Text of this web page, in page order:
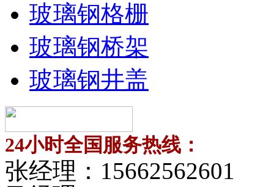
玻璃钢格栅
玻璃钢桥架
玻璃钢井盖
24小时全国服务热线：
张经理： 15662562601